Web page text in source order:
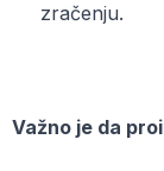
zračenju.
Važno je da